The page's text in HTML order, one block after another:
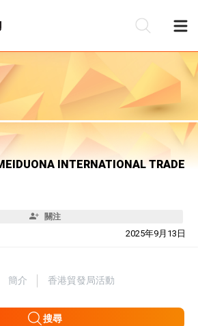
INTERNATIONAL TRADE
關注
2025年9月13日
簡介 香港貿發局活動
搜尋